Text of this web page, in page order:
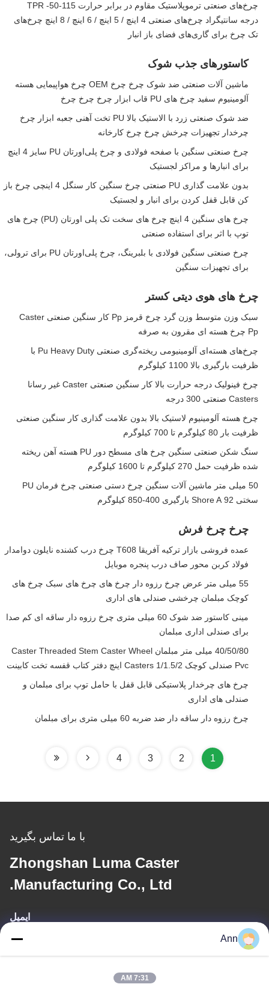
چرخ‌های صنعتی ترموپلاستیک مقاوم در برابر حرارت TPR -50-115
درجه سانتیگراد چرخ‌های صنعتی 4 اینچ / 5 اینچ / 6 اینچ / 8 اینچ چرخ‌های
تک چرخ برای گاری‌های فضای باز انبار
کاستورهای جذب شوک
ماشین آلات صنعتی ضد شوک چرخ چرخ OEM چرخ هواپیمایی هسته
آلومینیوم سفید چرخ های PU قاب ابزار چرخ چرخ چرخ
ضد شوک صنعتی زرد با الاستیک بالا PU تخت آهنی جعبه ابزار چرخ
چرخدار تجهیزات چرخش چرخ چرخ کارخانه
چرخ صنعتی سنگین با صفحه فولادی و چرخ پلی‌اورتان PU سایز 4 اینچ
برای انبارها و مراکز لجستیک
بدون علامت گذاری PU صنعتی چرخ سنگین کار سنگل 4 اینچی چرخ باز
کن قابل قفل کردن برای انبار و لجستیک
چرخ های سنگین 4 اینچ چرخ های سخت تک پلی اورتان (PU) چرخ های
توپ با اثر برای استفاده صنعتی
چرخ صنعتی سنگین فولادی با بلبرینگ، چرخ پلی‌اورتان PU برای ترولی،
برای تجهیزات سنگین
چرخ های هوی دیتی کستر
سبک وزن متوسط وزن گرد چرخ قرمز Pp کار سنگین صنعتی Caster
Pp چرخ هسته ای مقرون به صرفه
چرخ‌های هسته‌ای آلومینیومی ریخته‌گری صنعتی Pu Heavy Duty با
ظرفیت بارگیری بالا 1100 کیلوگرم
چرخ فینولیک درجه حرارت بالا کار سنگین صنعتی Caster غیر رسانا
Casters صنعتی 300 درجه
چرخ هسته آلومینیوم لاستیک بالا بدون علامت گذاری کار سنگین صنعتی
ظرفیت بار 80 کیلوگرم تا 700 کیلوگرم
سنگ شکن صنعتی سنگین چرخ های مسطح دور PU هسته آهن ریخته
شده ظرفیت حمل 270 کیلوگرم تا 1600 کیلوگرم
50 میلی متر ماشین آلات سنگین چرخ دستی صنعتی چرخ فرمان PU
سختی 92 Shore A بارگیری 400-850 کیلوگرم
چرخ چرخ فرش
عمده فروشی بازار ترکیه آفریقا T608 چرخ درب کشنده نایلون دوامدار
فولاد کربن محور صاف درب پنجره موبایل
55 میلی متر عرض چرخ رزوه دار چرخ های چرخ های سبک چرخ های
کوچک مبلمان چرخشی صندلی های اداری
مینی کاستور ضد شوک 60 میلی متری چرخ رزوه دار ساقه ای کم صدا
برای صندلی اداری مبلمان
40/50/80 میلی متر مبلمان Caster Threaded Stem Caster Wheel
Pvc صندلی کوچک Casters 1/1.5/2 اینچ دفتر کتاب قفسه تخت کابینت
چرخ های چرخدار پلاستیکی قابل قفل با حامل توپ برای مبلمان و
صندلی های اداری
چرخ رزوه دار ساقه دار ضد ضربه 60 میلی متری برای مبلمان
1
2
3
4
با ما تماس بگیرید
Zhongshan Luma Caster
Manufacturing Co., Ltd.
ایمیل
ann@industrialwheelcasters.com
Ann
7:31 AM